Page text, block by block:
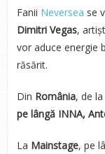
Fanii Neversea se
Dimitri Vegas,
vor aduce energie
răsărit.
Din România, de la
pe lângă INNA,
La Mainstage, pe